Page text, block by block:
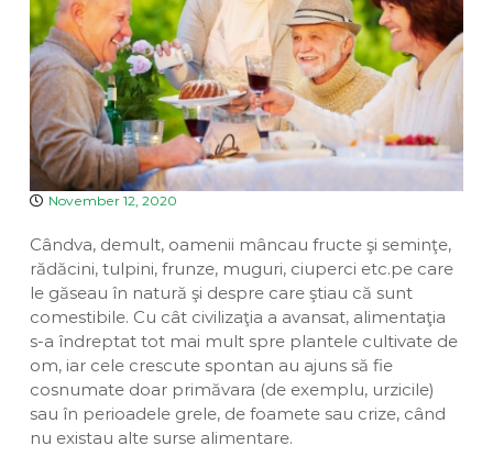
a
November 12, 2020
Cândva, demult, oamenii mâncau fructe şi seminţe,
rădăcini, tulpini, frunze, muguri, ciuperci etc.pe care
le găseau în natură şi despre care ştiau că sunt
comestibile. Cu cât civilizaţia a avansat, alimentaţia
s-a îndreptat tot mai mult spre plantele cultivate de
om, iar cele crescute spontan au ajuns să fie
cosnumate doar primăvara (de exemplu, urzicile)
sau în perioadele grele, de foamete sau crize, când
nu existau alte surse alimentare.